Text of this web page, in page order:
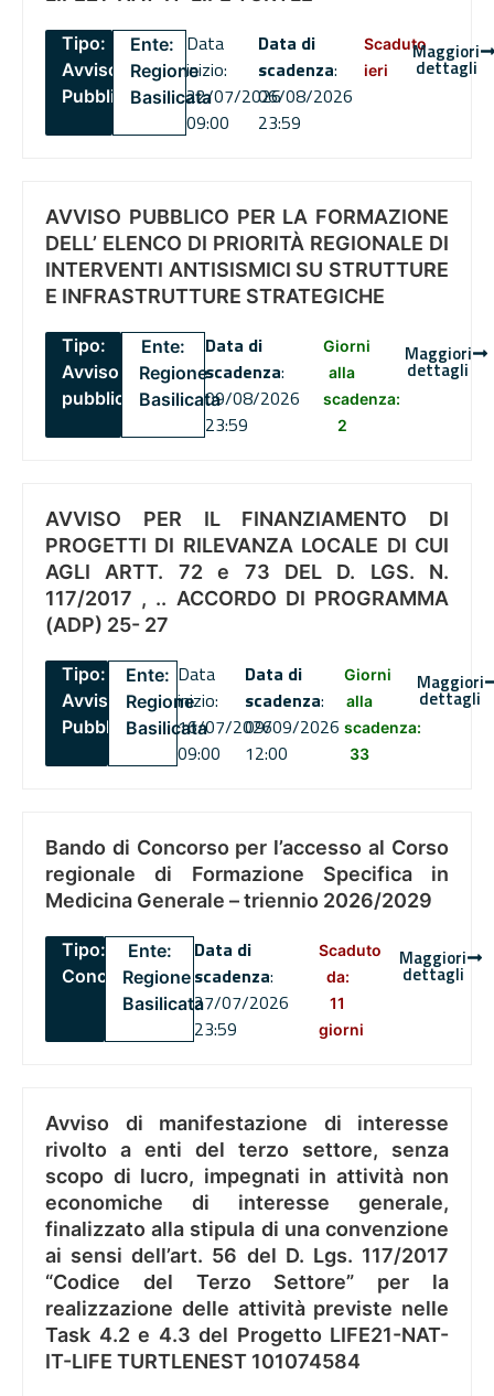
Tipo:
Avviso
Pubblico
Ente:
Regione
Basilicata
Data
inizio:
22/07/2026
09:00
Data di
scadenza:
06/08/2026
23:59
Scaduto
ieri
Maggiori
dettagli
AVVISO PUBBLICO PER LA FORMAZIONE
DELL’ ELENCO DI PRIORITÀ REGIONALE DI
INTERVENTI ANTISISMICI SU STRUTTURE
E INFRASTRUTTURE STRATEGICHE
Tipo:
Avviso
pubblico
Ente:
Regione
Basilicata
Data di
scadenza:
09/08/2026
23:59
Giorni
alla
scadenza:
2
Maggiori
dettagli
AVVISO PER IL FINANZIAMENTO DI
PROGETTI DI RILEVANZA LOCALE DI CUI
AGLI ARTT. 72 e 73 DEL D. LGS. N.
117/2017 , .. ACCORDO DI PROGRAMMA
(ADP) 25- 27
Tipo:
Avviso
Pubblico
Ente:
Regione
Basilicata
Data
inizio:
16/07/2026
09:00
Data di
scadenza:
09/09/2026
12:00
Giorni
alla
scadenza:
33
Maggiori
dettagli
Bando di Concorso per l’accesso al Corso
regionale di Formazione Specifica in
Medicina Generale – triennio 2026/2029
Tipo:
Concorsi
Ente:
Regione
Basilicata
Data di
scadenza:
27/07/2026
23:59
Scaduto
da:
11
giorni
Maggiori
dettagli
Avviso di manifestazione di interesse
rivolto a enti del terzo settore, senza
scopo di lucro, impegnati in attività non
economiche di interesse generale,
finalizzato alla stipula di una convenzione
ai sensi dell’art. 56 del D. Lgs. 117/2017
“Codice del Terzo Settore” per la
realizzazione delle attività previste nelle
Task 4.2 e 4.3 del Progetto LIFE21-NAT-
IT-LIFE TURTLENEST 101074584